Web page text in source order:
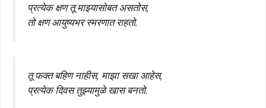
प्रत्येक क्षण तू माझ्यासोबत असतोस,
तो क्षण आयुष्यभर स्मरणात राहतो.
तू फक्त बहिण नाहीस, माझा सखा आहेस,
प्रत्येक दिवस तुझ्यामुळे खास बनतो.